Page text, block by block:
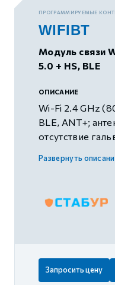
ПРОГРАММИРУЕМЫЕ
WIFIBT
Модуль связи
5.0 + HS, BLE
ОПИСАНИЕ
Wi-Fi 2.4 GHz
BLE, ANT+;
отсутствие
для моделей с
Развернуть
Запросить цену